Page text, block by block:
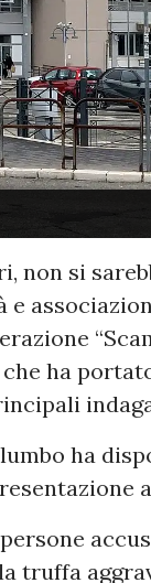
non si
che ha
ha
truffa